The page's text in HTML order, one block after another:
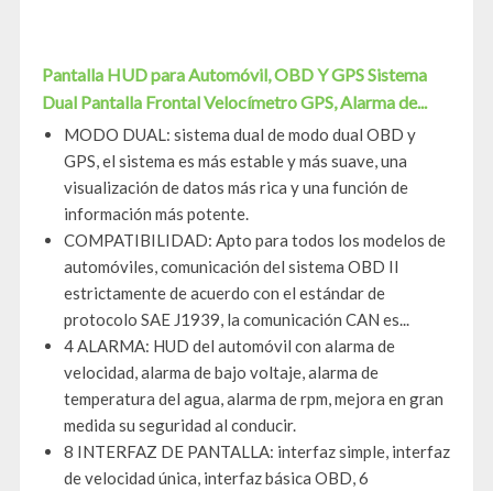
Pantalla HUD para Automóvil, OBD Y GPS Sistema
Dual Pantalla Frontal Velocímetro GPS, Alarma de...
MODO DUAL: sistema dual de modo dual OBD y
GPS, el sistema es más estable y más suave, una
visualización de datos más rica y una función de
información más potente.
COMPATIBILIDAD: Apto para todos los modelos de
automóviles, comunicación del sistema OBD II
estrictamente de acuerdo con el estándar de
protocolo SAE J1939, la comunicación CAN es...
4 ALARMA: HUD del automóvil con alarma de
velocidad, alarma de bajo voltaje, alarma de
temperatura del agua, alarma de rpm, mejora en gran
medida su seguridad al conducir.
8 INTERFAZ DE PANTALLA: interfaz simple, interfaz
de velocidad única, interfaz básica OBD, 6